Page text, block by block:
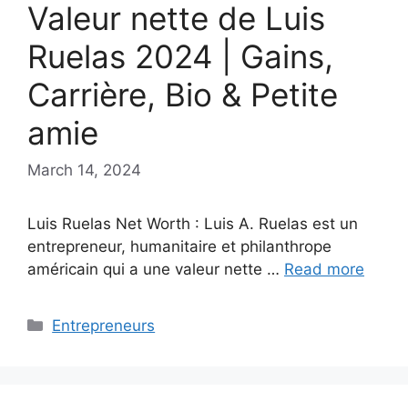
Valeur nette de Luis
Ruelas 2024 | Gains,
Carrière, Bio & Petite
amie
March 14, 2024
Luis Ruelas Net Worth : Luis A. Ruelas est un
entrepreneur, humanitaire et philanthrope
américain qui a une valeur nette … Read more
Categories
Entrepreneurs